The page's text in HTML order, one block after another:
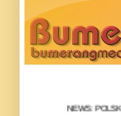
NEWS: POLSKA: